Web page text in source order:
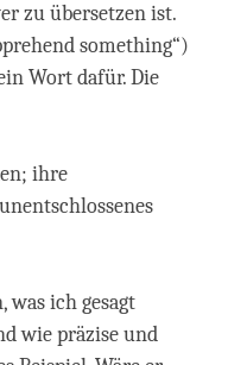
zu übersetzen ist.
something“)
Wort dafür. Die
ihre
was ich gesagt
wie präzise und